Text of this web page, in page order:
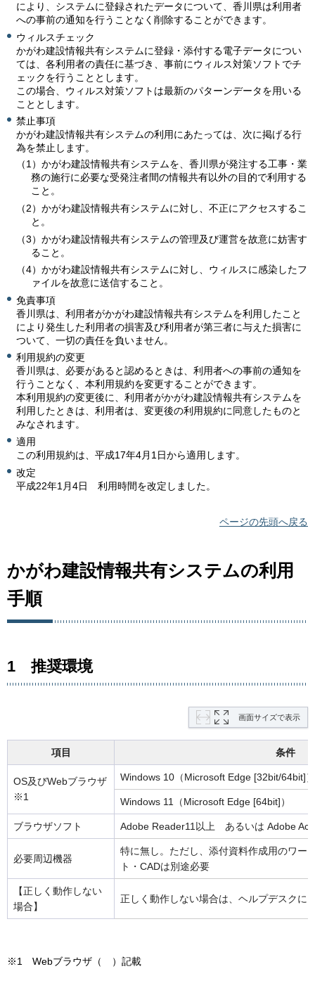
により、システムに登録されたデータについて、香川県は利用者
への事前の通知を行うことなく削除することができます。
ウィルスチェック
かがわ建設情報共有システムに登録・添付する電子データについ
ては、各利用者の責任に基づき、事前にウィルス対策ソフトでチ
ェックを行うこととします。
この場合、ウィルス対策ソフトは最新のパターンデータを用いる
こととします。
禁止事項
かがわ建設情報共有システムの利用にあたっては、次に掲げる行
為を禁止します。
（1）かがわ建設情報共有システムを、香川県が発注する工事・業
務の施行に必要な受発注者間の情報共有以外の目的で利用する
こと。
（2）かがわ建設情報共有システムに対し、不正にアクセスするこ
と。
（3）かがわ建設情報共有システムの管理及び運営を故意に妨害す
ること。
（4）かがわ建設情報共有システムに対し、ウィルスに感染したフ
ァイルを故意に送信すること。
免責事項
香川県は、利用者がかがわ建設情報共有システムを利用したこと
により発生した利用者の損害及び利用者が第三者に与えた損害に
ついて、一切の責任を負いません。
利用規約の変更
香川県は、必要があると認めるときは、利用者への事前の通知を
行うことなく、本利用規約を変更することができます。
本利用規約の変更後に、利用者がかがわ建設情報共有システムを
利用したときは、利用者は、変更後の利用規約に同意したものと
みなされます。
適用
この利用規約は、平成17年4月1日から適用します。
改定
平成22年1月4日 利用時間を改定しました。
ページの先頭へ戻る
かがわ建設情報共有システムの利用
手順
1 推奨環境
画面サイズで表示
項目 条件
OS及びWebブラウザ
※1
Windows 10（Microsoft Edge [32bit/64bit]）
Windows 11（Microsoft Edge [64bit]）
ブラウザソフト Adobe Reader11以上 あるいは Adobe
必要周辺機器
特に無し。ただし、添付資料作成用のワー
ト・CADは別途必要
【正しく動作しない
場合】
正しく動作しない場合は、ヘルプデスクに
※1 Webブラウザ（ ）記載